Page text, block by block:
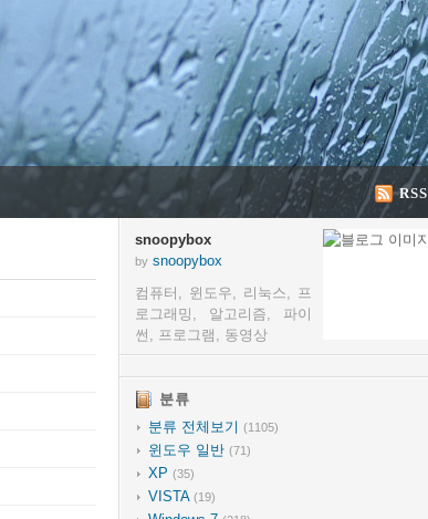
RSS
snoopybox
by snoopybox
컴퓨터, 윈도우, 리눅스, 프
로그래밍, 알고리즘, 파이
썬, 프로그램, 동영상
분류
분류
분류 전체보기 (1105)
윈도우 일반 (71)
XP (35)
VISTA (19)